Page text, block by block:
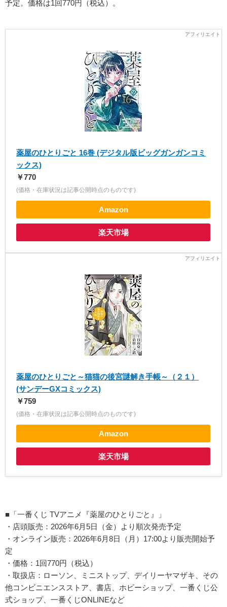
予定。価格は1回770円（税込）。
薬屋のひとりごと 16巻 (デジタル版ビッグガンガンコミ
ックス)
￥770
(価格・在庫状況は記事公開時点のものです)
Amazon
楽天市場
薬屋のひとりごと～猫猫の後宮謎解き手帳～（２１）
(サンデーGXコミックス)
￥759
(価格・在庫状況は記事公開時点のものです)
Amazon
楽天市場
■「一番くじ TVアニメ『薬屋のひとりごと』」
・店頭販売：2026年6月5日（金）より順次発売予定
・オンライン販売：2026年6月8日（月）17:00より販売開始予
定
・価格：1回770円（税込）
・取扱店：ローソン、ミニストップ、デイリーヤマザキ、その
他コンビニエンスストア、書店、ホビーショップ、一番くじ公
式ショップ、一番くじONLINEなど